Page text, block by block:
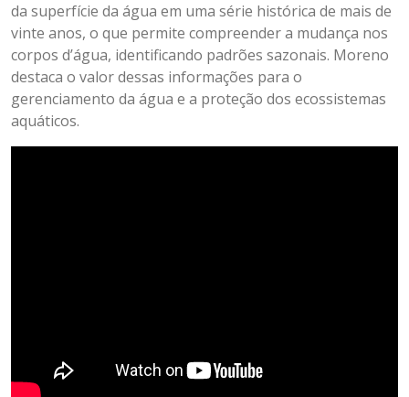
da superfície da água em uma série histórica de mais de
vinte anos, o que permite compreender a mudança nos
corpos d’água, identificando padrões sazonais. Moreno
destaca o valor dessas informações para o
gerenciamento da água e a proteção dos ecossistemas
aquáticos.